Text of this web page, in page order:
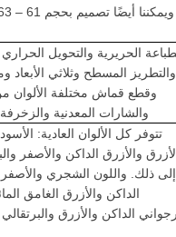
الحريرية والتحويل
والتطريز المسطح وثلاثي
وقطع قماش مختلفة الألوان
والشارات المعدنية
تتوفر كل الألوان العادية:
والأزرق الداكن والأصفر
إلى ذلك. واللون الشجري والأصفر
الداكن والأزرق الغامق
الداكن والأزرق